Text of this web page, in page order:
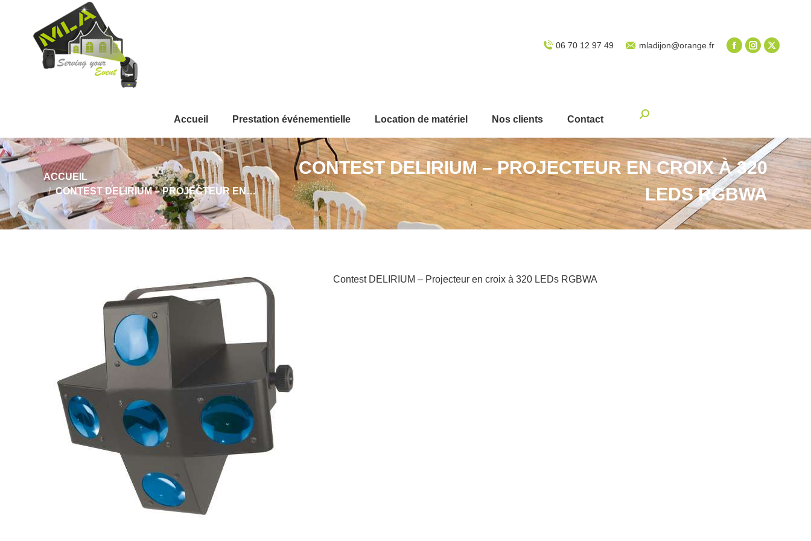
06 70 12 97 49 mladijon@orange.fr
Accueil Prestation événementielle Location de matériel Nos clients Contact
Recherche
Vous êtes ici :
ACCUEIL
CONTEST DELIRIUM – PROJECTEUR EN…
CONTEST DELIRIUM – PROJECTEUR EN CROIX À 320
LEDS RGBWA
Contest DELIRIUM – Projecteur en croix à 320 LEDs RGBWA